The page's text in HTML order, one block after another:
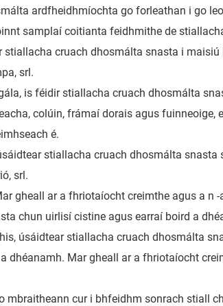
ardfheidhmíochta go forleathan i go
samplaí coitianta feidhmithe de
stiallacha cruach dhosmálta snasta i
srl.
is féidir stiallacha cruach dhosmálta
colúin, frámaí dorais agus
é.
stiallacha cruach dhosmálta
srl.
gheall ar a fhriotaíocht creimthe agus a n
chun uirlisí cistine agus earraí boird a
úsáidtear stiallacha cruach dhosmálta
dhéanamh. Mar gheall ar a fhriotaíocht
mbraitheann cur i bhfeidhm sonrach stiall